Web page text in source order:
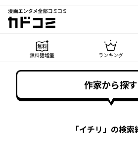
漫画エンタメ全部コミコミ
カドコミ
無料話増量 ランキング
作家から探す
「イチリ」の検索